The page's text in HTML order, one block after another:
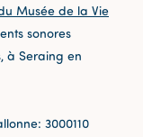
Musée de la Vie
sonores
à Seraing en
3000110